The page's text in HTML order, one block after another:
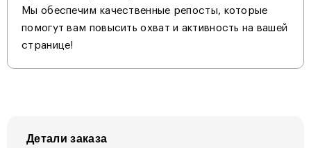
Мы обеспечим качественные репосты, которые
помогут вам повысить охват и активность на вашей
странице!
Детали заказа